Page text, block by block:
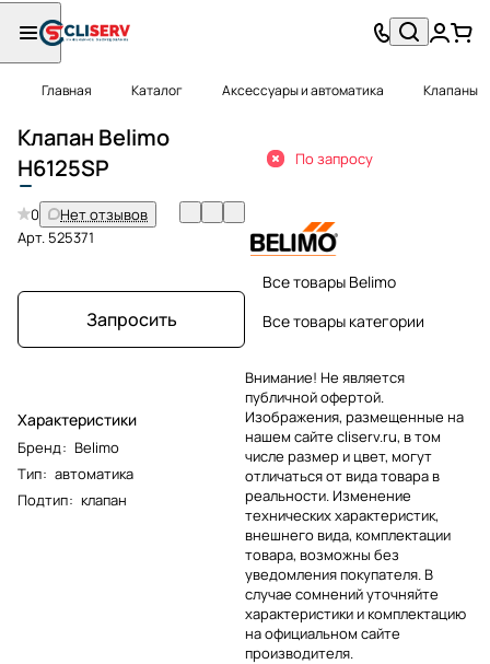
Главная Каталог Аксессуары и автоматика Клапаны
Клапан Belimo
H6125SP
0
Нет отзывов
Арт. 525371
Запросить
Характеристики
Бренд: Belimo
Тип: автоматика
Подтип: клапан
По запросу
Все товары Belimo
Все товары категории
Внимание! Не является
публичной офертой.
Изображения, размещенные на
нашем сайте cliserv.ru, в том
числе размер и цвет, могут
отличаться от вида товара в
реальности. Изменение
технических характеристик,
внешнего вида, комплектации
товара, возможны без
уведомления покупателя. В
случае сомнений уточняйте
характеристики и комплектацию
на официальном сайте
производителя.